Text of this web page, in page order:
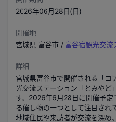
2026年06月28日(日)
開催地
宮城県 富谷市 / 富谷宿観光交流
詳細
宮城県富谷市で開催される「コ
光交流ステーション「とみやど
す。2026年6月28日に開催予定
る催し物の一つとして注目され
地域住民や来訪者が交流を深め